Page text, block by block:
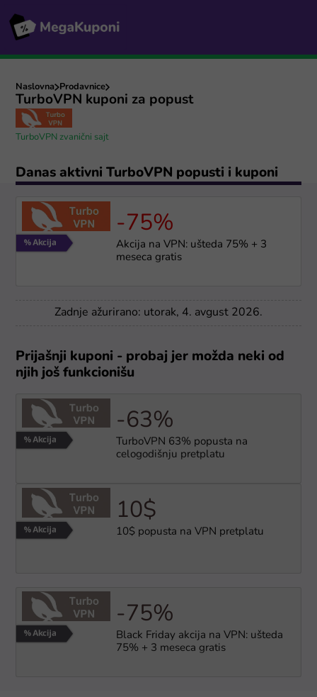
Naslovna Prodavnice
TurboVPN kuponi za popust
TurboVPN zvanični sajt
Danas aktivni TurboVPN popusti i kuponi
-75%
Akcija na VPN: ušteda 75% + 3
meseca gratis
Zadnje ažurirano: utorak, 4. avgust 2026.
Prijašnji kuponi - probaj jer možda neki od
njih još funkcionišu
-63%
TurboVPN 63% popusta na
celogodišnju pretplatu
10$
10$ popusta na VPN pretplatu
-75%
Black Friday akcija na VPN: ušteda
75% + 3 meseca gratis